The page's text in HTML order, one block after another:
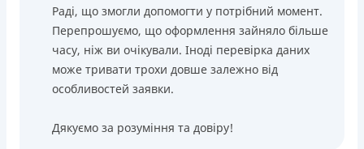
Раді, що змогли допомогти у потрібний момент.
Перепрошуємо, що оформлення зайняло більше
часу, ніж ви очікували. Іноді перевірка даних
може тривати трохи довше залежно від
особливостей заявки.
Дякуємо за розуміння та довіру!